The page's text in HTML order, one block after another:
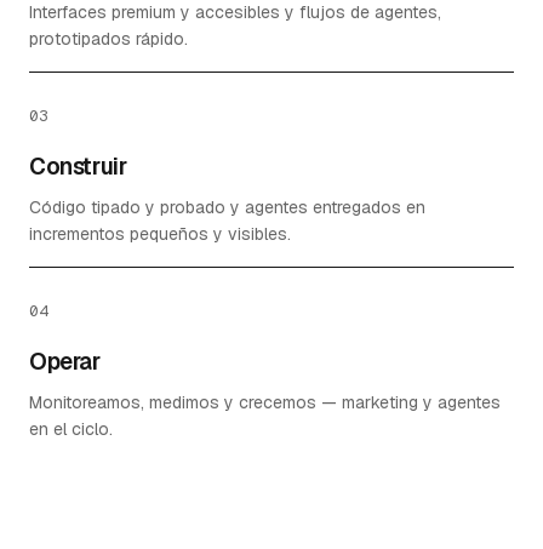
Interfaces premium y accesibles y flujos de agentes,
prototipados rápido.
03
Construir
Código tipado y probado y agentes entregados en
incrementos pequeños y visibles.
04
Operar
Monitoreamos, medimos y crecemos — marketing y agentes
en el ciclo.